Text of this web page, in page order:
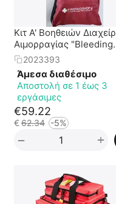
Κιτ Α' Βοηθειών
Αιμορραγίας "Bleeding
Control Kit"
2023393
Άμεσα διαθέσιμο
Αποστολή σε 1 έως 3
εργάσιμες
€59.22
€ 62.34 -5%
+
−